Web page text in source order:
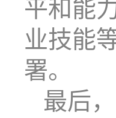
平和能
业技能
署。
最后